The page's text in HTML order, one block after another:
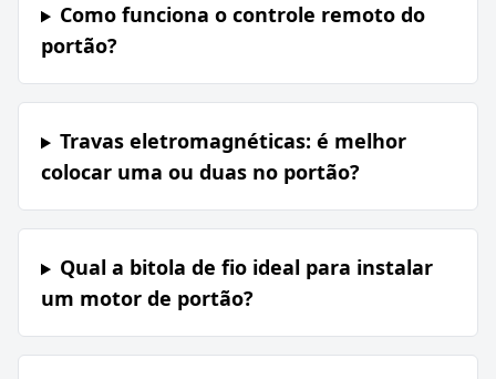
Como funciona o controle remoto do
portão?
Travas eletromagnéticas: é melhor
colocar uma ou duas no portão?
Qual a bitola de fio ideal para instalar
um motor de portão?